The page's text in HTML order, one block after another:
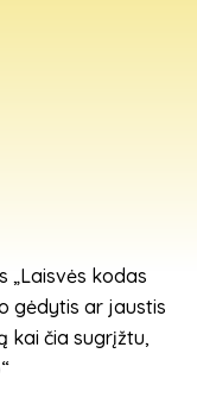
„Laisvės kodas
gėdytis ar jaustis
kai čia sugrįžtu,